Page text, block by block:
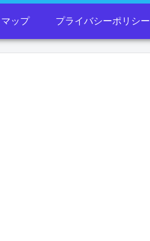
ップ プライバシーポリシー